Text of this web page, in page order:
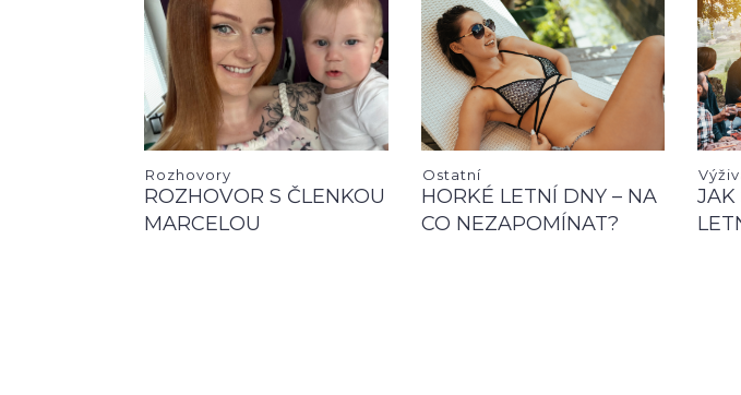
Rozhovory
ROZHOVOR S ČLENKOU
MARCELOU
Ostatní
HORKÉ LETNÍ DNY – NA
CO NEZAPOMÍNAT?
JAK